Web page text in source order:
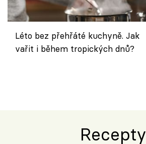
Léto bez přehřáté kuchyně. Jak
vařit i během tropických dnů?
Recepty